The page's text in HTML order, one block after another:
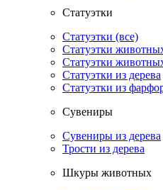
Статуэтки
Статуэтки (все)
Статуэтки
Статуэтки
Статуэтки из дерева
Статуэтки из
Сувениры
Сувениры из дерева
Трости из дерева
Шкуры животных